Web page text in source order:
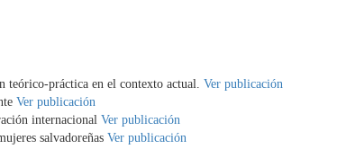
práctica en el contexto actual. Ver publicación
Ver publicación
internacional Ver publicación
salvadoreñas Ver publicación